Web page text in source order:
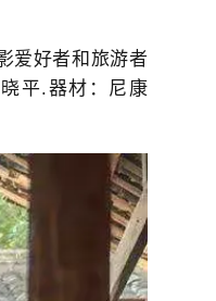
爱好者和旅游者
平.器材：尼康